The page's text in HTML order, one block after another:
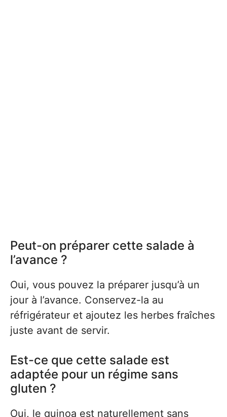
Peut-on préparer cette salade à
l’avance ?
Oui, vous pouvez la préparer jusqu’à un
jour à l’avance. Conservez-la au
réfrigérateur et ajoutez les herbes fraîches
juste avant de servir.
Est-ce que cette salade est
adaptée pour un régime sans
gluten ?
Oui, le quinoa est naturellement sans